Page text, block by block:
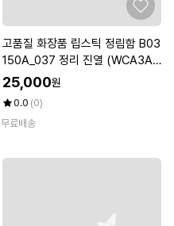
고품질 화장품 립스틱 정림함 B03
150A_037 정리 진열 (WCA3A5
F)
25,000원
0.0 (0)
무료배송